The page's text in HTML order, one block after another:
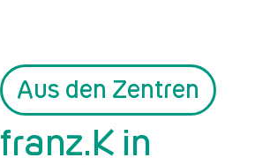
Aus den Zentren
franz.K in